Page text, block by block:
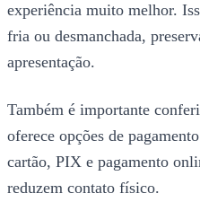
experiência muito melhor.
fria ou desmanchada,
apresentação.
Também é importante
oferece opções de
cartão, PIX e pagamento
reduzem contato físico.